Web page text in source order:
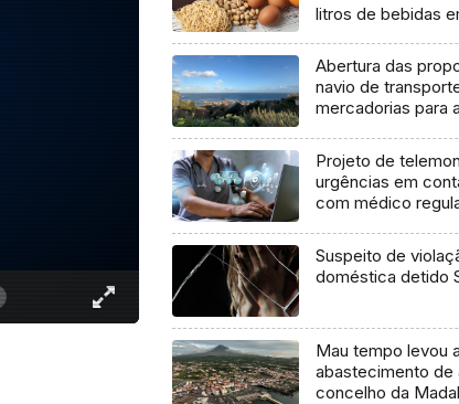
litros de bebidas
Abertura das
navio de
mercadorias para
Projeto de
urgências em
com médico
Suspeito de
doméstica detido
Mau tempo levou
abastecimento de
concelho da